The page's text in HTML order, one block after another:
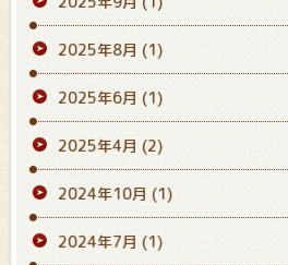
2025年8月 (1)
2025年6月 (1)
2025年4月 (2)
2024年10月 (1)
2024年7月 (1)